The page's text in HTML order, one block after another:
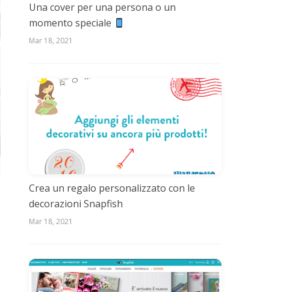
Una cover per una persona o un
momento speciale
Mar 18, 2021
Crea un regalo personalizzato con le
decorazioni Snapfish
Mar 18, 2021